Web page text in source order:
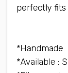
perfectly